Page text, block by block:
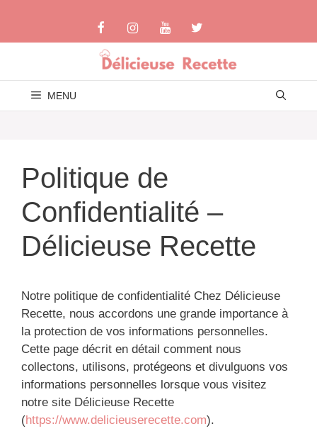
contenu
MENU
Politique de
Confidentialité –
Délicieuse Recette
Notre politique de confidentialité Chez Délicieuse
Recette, nous accordons une grande importance à
la protection de vos informations personnelles.
Cette page décrit en détail comment nous
collectons, utilisons, protégeons et divulguons vos
informations personnelles lorsque vous visitez
notre site Délicieuse Recette
(https://www.delicieuserecette.com).